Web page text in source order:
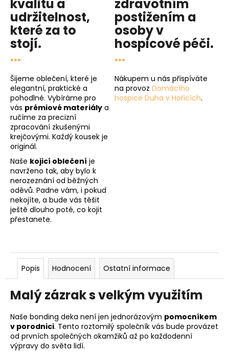
kvalitu a
udržitelnost,
které za to
stojí.
...
Šijeme oblečení, které je
elegantní, praktické a
pohodlné. Vybíráme pro
vás prémiové materiály a
ručíme za precizní
zpracování zkušenými
krejčovými. Každý kousek je
originál.
Naše kojicí oblečení je
navrženo tak, aby bylo k
nerozeznání od běžných
oděvů. Padne vám, i pokud
nekojíte, a bude vás těšit
ještě dlouho poté, co kojit
přestanete.
zdravotním
postižením a
osoby v
hospicové péči.
...
Nákupem u nás přispíváte
na provoz Domácího
hospice Duha v Hořicích.
Popis Hodnocení Ostatní informace
Malý zázrak s velkým využitím
Naše bonding deka není jen jednorázovým pomocníkem
v porodnici. Tento roztomilý společník vás bude provázet
od prvních společných okamžiků až po každodenní
výpravy do světa lidí.